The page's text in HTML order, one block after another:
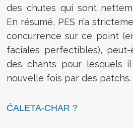
des chutes qui sont
En résumé, PES n’a
concurrence sur ce point
faciales perfectibles),
des chants pour lesquels
nouvelle fois par des patchs.
ĆALETA-CHAR ?